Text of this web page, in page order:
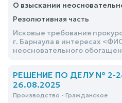
О взыскании
Резолютивная часть
Исковые требования
г. Барнаула в интересах
неосновательного
РЕШЕНИЕ ПО ДЕЛУ № 2-
26.08.2025
Производство - Гражданское